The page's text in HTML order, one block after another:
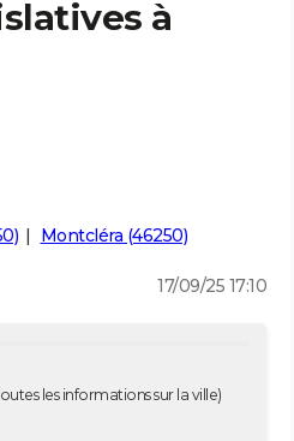
à
Montcléra (46250)
17/09/25 17:10
les informations sur la ville)